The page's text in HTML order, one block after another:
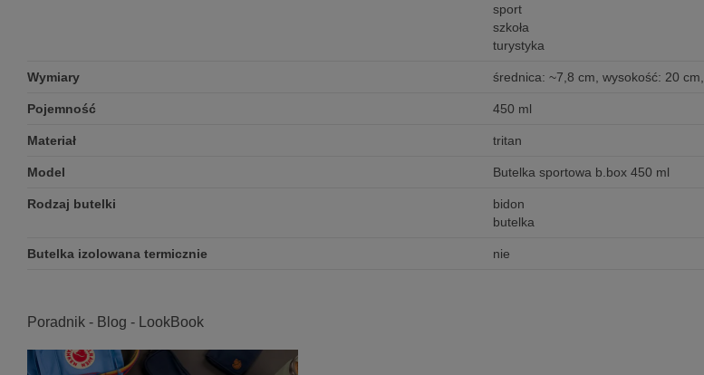
sport
szkoła
turystyka
Wymiary średnica: ~7,8 cm, wysokość: 20 cm,
Pojemność 450 ml
Materiał tritan
Model Butelka sportowa b.box 450 ml
Rodzaj butelki
bidon
butelka
Butelka izolowana termicznie nie
Poradnik - Blog - LookBook